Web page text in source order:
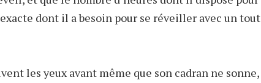
dont il a besoin pour se réveiller avec un tout
les yeux avant même que son cadran ne sonne,